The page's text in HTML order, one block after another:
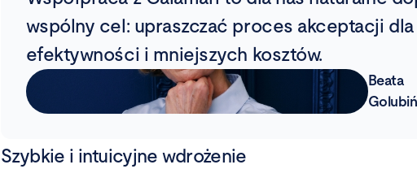
wspólny cel: upraszczać proces akceptacji dla
efektywności i mniejszych kosztów.
Beata
Szybkie i intuicyjne wdrożenie